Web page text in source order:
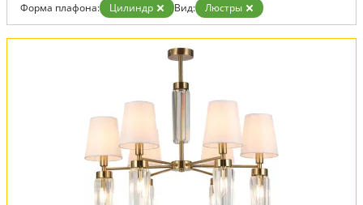
Форма плафона: Цилиндр Вид: Люстры